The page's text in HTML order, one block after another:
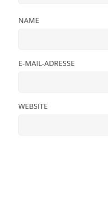
NAME
E-MAIL-ADRESSE
WEBSITE